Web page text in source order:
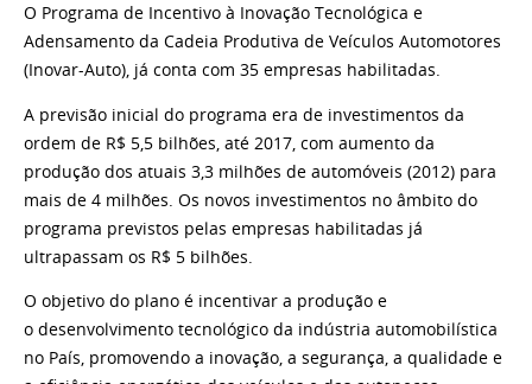
O Programa de Incentivo à Inovação Tecnológica e
Adensamento da Cadeia Produtiva de Veículos Automotores
(Inovar-Auto), já conta com 35 empresas habilitadas.
A previsão inicial do programa era de investimentos da
ordem de R$ 5,5 bilhões, até 2017, com aumento da
produção dos atuais 3,3 milhões de automóveis (2012) para
mais de 4 milhões. Os novos investimentos no âmbito do
programa previstos pelas empresas habilitadas já
ultrapassam os R$ 5 bilhões.
O objetivo do plano é incentivar a produção e
o desenvolvimento tecnológico da indústria automobilística
no País, promovendo a inovação, a segurança, a qualidade e